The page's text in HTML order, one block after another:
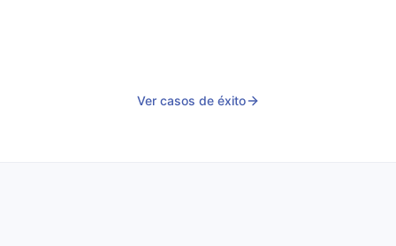
Ver casos de éxito